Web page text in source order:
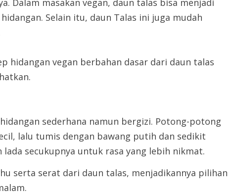
Dalam masakan vegan, daun talas bisa menjadi
Selain itu, daun Talas ini juga mudah
hidangan vegan berbahan dasar dari daun talas
sederhana namun bergizi. Potong-potong
lalu tumis dengan bawang putih dan sedikit
secukupnya untuk rasa yang lebih nikmat.
serta serat dari daun talas, menjadikannya pilihan